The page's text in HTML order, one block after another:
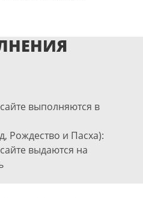
выполняются в
Рождество и Пасха):
выдаются на